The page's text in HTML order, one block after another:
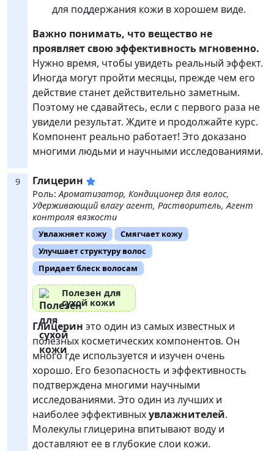
для поддержания кожи в хорошем виде.
Важно понимать, что вещество не
проявляет свою эффективность мгновенно.
Нужно время, чтобы увидеть реальный эффект.
Иногда могут пройти месяцы, прежде чем его
действие станет действительно заметным.
Поэтому не сдавайтесь, если с первого раза не
увидели результат. Ждите и продолжайте курс.
Компонент реально работает! Это доказано
многими людьми и научными исследованиями.
9 Глицерин
Роль: Ароматизатор, Кондиционер для волос,
Удерживающий влагу агент, Растворитель, Агент
контроля вязкости
Увлажняет кожу
Смягчает кожу
Улучшает структуру волос
Придает блеск волосам
Полезен для
сухой кожи
Глицерин это один из самых известных и
полезных косметических компонентов. Он
много где используется и изучен очень
хорошо. Его безопасность и эффективность
подтверждена многими научными
исследованиями. Это один из лучших и
наиболее эффективныхувлажнителей.
Молекулы глицерина впитывают воду и
доставляют ее в глубокие слои кожи.